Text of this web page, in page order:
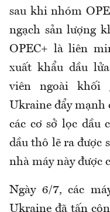
sau khi nhóm
ngạch sản lượng
OPEC+ là liên
xuất khẩu dầu
viên ngoài khối
Ukraine đẩy mạnh
các cơ sở lọc dầu
dầu thô lẽ ra được
nhà máy này được
Ngày 6/7, các
Ukraine đã tấn